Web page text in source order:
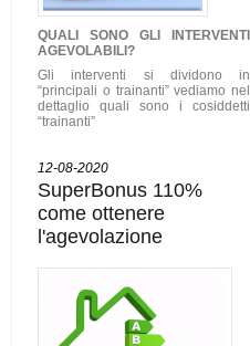
QUALI SONO GLI
INTERVENTI
AGEVOLABILI?
Gli interventi si dividono in
“principali o trainanti” vediamo nel
dettaglio quali sono i cosiddetti
“trainanti”
12-08-2020
SuperBonus 110%
come ottenere
l'agevolazione